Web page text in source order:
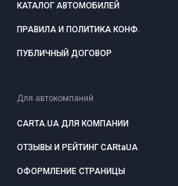
КАТАЛОГ АВТОМОБИЛЕЙ
ПРАВИЛА И ПОЛИТИКА КОНФ.
ПУБЛИЧНЫЙ ДОГОВОР
Для автокомпаний
CARTA.UA ДЛЯ КОМПАНИИ
ОТЗЫВЫ И РЕЙТИНГ CARtaUA
ОФОРМЛЕНИЕ СТРАНИЦЫ